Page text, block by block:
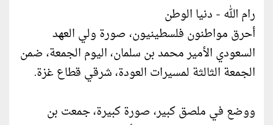
رام الله - دنيا الوطن
أحرق مواطنون فلسطينيون، صورة ولي العهد
السعودي الأمير محمد بن سلمان، اليوم الجمعة، ضمن
الجمعة الثالثة لمسيرات العودة، شرقي قطاع غزة.
ووضع في ملصق كبير، صورة كبيرة، جمعت بن